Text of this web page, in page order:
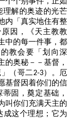
理解的奥迹的光芒
内「真实地住有整
因，《天主教教
中的每一件事，都
教会要「划向深
的奥秘－－基督，
（哥二2-3）。厄
基督因着你们的信
固，奠定基础，
叫你们充满天主的
成这个理想；它为